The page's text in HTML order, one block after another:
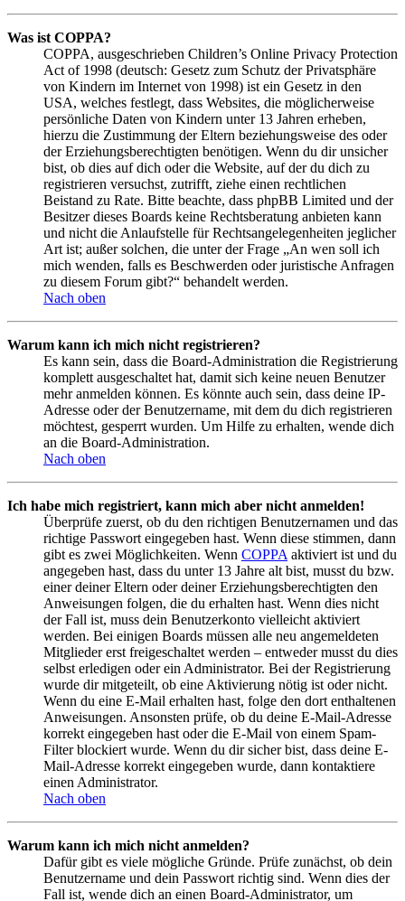
Was ist COPPA?
COPPA, ausgeschrieben Children’s Online Privacy Protection
Act of 1998 (deutsch: Gesetz zum Schutz der Privatsphäre
von Kindern im Internet von 1998) ist ein Gesetz in den
USA, welches festlegt, dass Websites, die möglicherweise
persönliche Daten von Kindern unter 13 Jahren erheben,
hierzu die Zustimmung der Eltern beziehungsweise des oder
der Erziehungsberechtigten benötigen. Wenn du dir unsicher
bist, ob dies auf dich oder die Website, auf der du dich zu
registrieren versuchst, zutrifft, ziehe einen rechtlichen
Beistand zu Rate. Bitte beachte, dass phpBB Limited und der
Besitzer dieses Boards keine Rechtsberatung anbieten kann
und nicht die Anlaufstelle für Rechtsangelegenheiten jeglicher
Art ist; außer solchen, die unter der Frage „An wen soll ich
mich wenden, falls es Beschwerden oder juristische Anfragen
zu diesem Forum gibt?“ behandelt werden.
Nach oben
Warum kann ich mich nicht registrieren?
Es kann sein, dass die Board-Administration die Registrierung
komplett ausgeschaltet hat, damit sich keine neuen Benutzer
mehr anmelden können. Es könnte auch sein, dass deine IP-
Adresse oder der Benutzername, mit dem du dich registrieren
möchtest, gesperrt wurden. Um Hilfe zu erhalten, wende dich
an die Board-Administration.
Nach oben
Ich habe mich registriert, kann mich aber nicht anmelden!
Überprüfe zuerst, ob du den richtigen Benutzernamen und das
richtige Passwort eingegeben hast. Wenn diese stimmen, dann
gibt es zwei Möglichkeiten. Wenn COPPA aktiviert ist und du
angegeben hast, dass du unter 13 Jahre alt bist, musst du bzw.
einer deiner Eltern oder deiner Erziehungsberechtigten den
Anweisungen folgen, die du erhalten hast. Wenn dies nicht
der Fall ist, muss dein Benutzerkonto vielleicht aktiviert
werden. Bei einigen Boards müssen alle neu angemeldeten
Mitglieder erst freigeschaltet werden – entweder musst du dies
selbst erledigen oder ein Administrator. Bei der Registrierung
wurde dir mitgeteilt, ob eine Aktivierung nötig ist oder nicht.
Wenn du eine E-Mail erhalten hast, folge den dort enthaltenen
Anweisungen. Ansonsten prüfe, ob du deine E-Mail-Adresse
korrekt eingegeben hast oder die E-Mail von einem Spam-
Filter blockiert wurde. Wenn du dir sicher bist, dass deine E-
Mail-Adresse korrekt eingegeben wurde, dann kontaktiere
einen Administrator.
Nach oben
Warum kann ich mich nicht anmelden?
Dafür gibt es viele mögliche Gründe. Prüfe zunächst, ob dein
Benutzername und dein Passwort richtig sind. Wenn dies der
Fall ist, wende dich an einen Board-Administrator, um